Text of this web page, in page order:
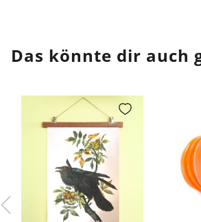
Das könnte dir auch